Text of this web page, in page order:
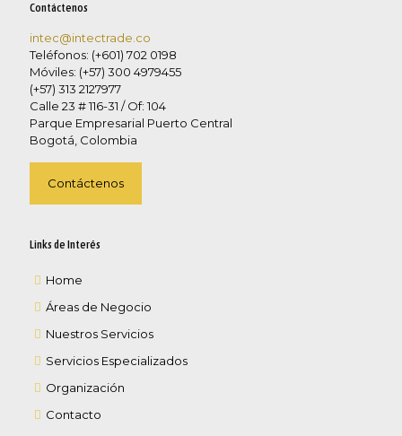
Contáctenos
intec@intectrade.co
Teléfonos: (+601) 702 0198
Móviles: (+57) 300 4979455
(+57) 313 2127977
Calle 23 # 116-31 / Of: 104
Parque Empresarial Puerto Central
Bogotá, Colombia
Contáctenos
Links de Interés
Home
Áreas de Negocio
Nuestros Servicios
Servicios Especializados
Organización
Contacto